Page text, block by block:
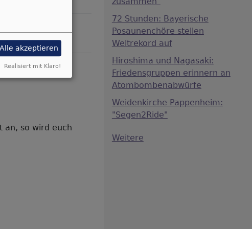
an, so wird euch
72 Stunden: Bayerische
Posaunenchöre stellen
Weltrekord auf
Hiroshima und Nagasaki:
Friedensgruppen erinnern an
Atombombenabwürfe
Weidenkirche Pappenheim:
"Segen2Ride"
Weitere
Alle akzeptieren
Realisiert mit Klaro!